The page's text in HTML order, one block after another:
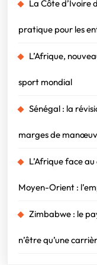
La Côte d’Ivoire
pratique pour les
L’Afrique,
sport mondial
Sénégal : la
marges de
L’Afrique face
Moyen-Orient :
Zimbabwe : le
n’être qu’une